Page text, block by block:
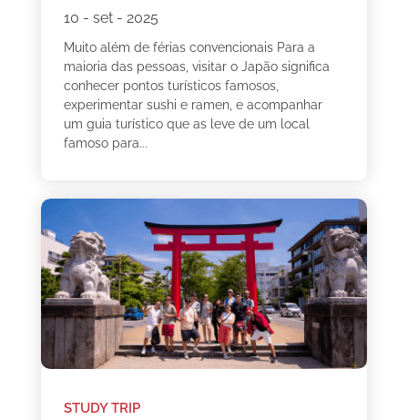
10 - set - 2025
Muito além de férias convencionais Para a
maioria das pessoas, visitar o Japão significa
conhecer pontos turísticos famosos,
experimentar sushi e ramen, e acompanhar
um guia turístico que as leve de um local
famoso para...
STUDY TRIP